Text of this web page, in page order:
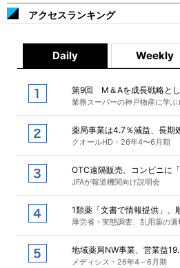
アクセスランキング
Daily Weekly
第9回 M＆Aを成長戦略とし
業務スーパーの神戸物産に学
薬局事業は4.7％減益、長期
クオールHD・26年4〜6月期
OTC遠隔販売、コンビニに「
JFAが報道機関向け説明会
1類薬「文書で情報提供」、
厚労省・実態調査、乱用薬の
地域薬局NW事業、営業益
メディシス・26年4～6月期